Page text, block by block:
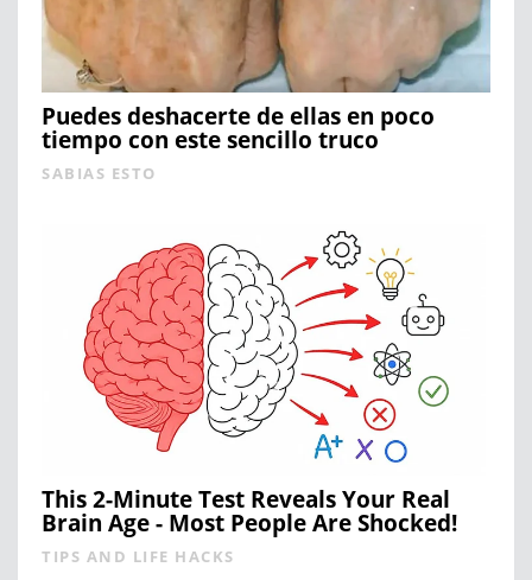
Puedes deshacerte de ellas en poco
tiempo con este sencillo truco
SABIAS ESTO
This 2-Minute Test Reveals Your Real
Brain Age - Most People Are Shocked!
TIPS AND LIFE HACKS